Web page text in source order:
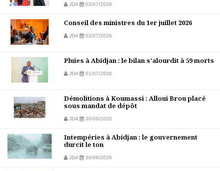
JDA 03/07/2026
Conseil des ministres du 1er juillet 2026
JDA 02/07/2026
Pluies à Abidjan : le bilan s’alourdit à 59 morts
JDA 01/07/2026
Démolitions à Koumassi : Alloui Brou placé
sous mandat de dépôt
JDA 30/06/2026
Intempéries à Abidjan : le gouvernement
durcit le ton
JDA 30/06/2026